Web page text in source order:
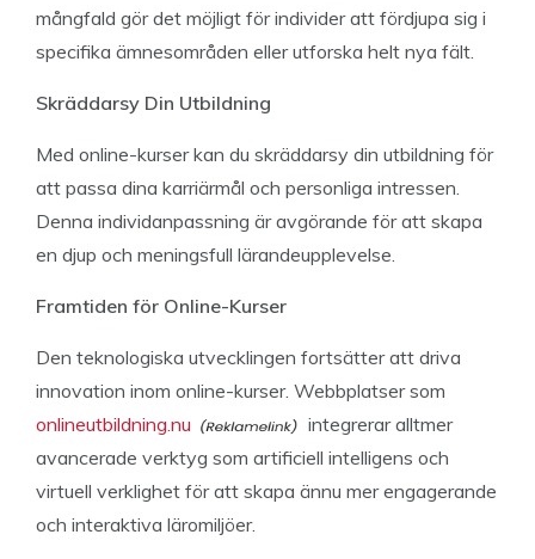
mångfald gör det möjligt för individer att fördjupa sig i
specifika ämnesområden eller utforska helt nya fält.
Skräddarsy Din Utbildning
Med online-kurser kan du skräddarsy din utbildning för
att passa dina karriärmål och personliga intressen.
Denna individanpassning är avgörande för att skapa
en djup och meningsfull lärandeupplevelse.
Framtiden för Online-Kurser
Den teknologiska utvecklingen fortsätter att driva
innovation inom online-kurser. Webbplatser som
onlineutbildning.nu
integrerar alltmer
avancerade verktyg som artificiell intelligens och
virtuell verklighet för att skapa ännu mer engagerande
och interaktiva läromiljöer.